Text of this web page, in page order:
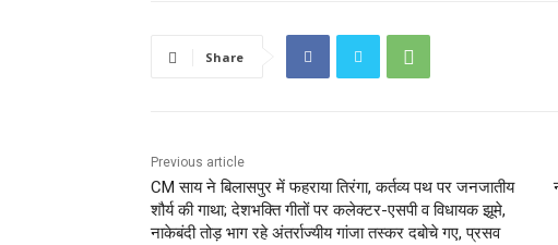
Share
Previous article
CM साय ने बिलासपुर में फहराया तिरंगा, कर्तव्य पथ पर जनजातीय
शौर्य की गाथा; देशभक्ति गीतों पर कलेक्टर-एसपी व विधायक झूमे,
नाकेबंदी तोड़ भाग रहे अंतर्राज्यीय गांजा तस्कर दबोचे गए, प्रसव